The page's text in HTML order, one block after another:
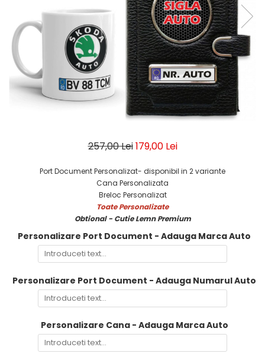
Tablou Aluminiu
Tablouri auto
Calendare Personalizate
Ceas Personalizat
257,00 Lei179,00 Lei
Port Document Personalizat- disponibil in 2 variante
Cana Personalizata
Breloc Personalizat
Toate Personalizate
Obtional - Cutie Lemn Premium
Personalizare Port Document - Adauga Marca Auto
Personalizare Port Document - Adauga Numarul Auto
Personalizare Cana - Adauga Marca Auto